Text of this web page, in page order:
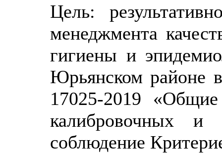
Цель:
менеджмента
гигиены и
Юрьянском районе
17025-2019 «Общие
калибровочных и
соблюдение